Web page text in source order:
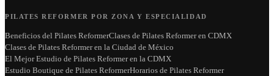
PILATES REFORMER POR ZONA Y ESPECIALIDAD
Beneficios del Pilates ReformerClases de Pilates Reformer en CDMX
Clases de Pilates Reformer en la Ciudad de México
El Mejor Estudio de Pilates Reformer en la CDMX
Estudio Boutique de Pilates ReformerHorarios de Pilates Reformer